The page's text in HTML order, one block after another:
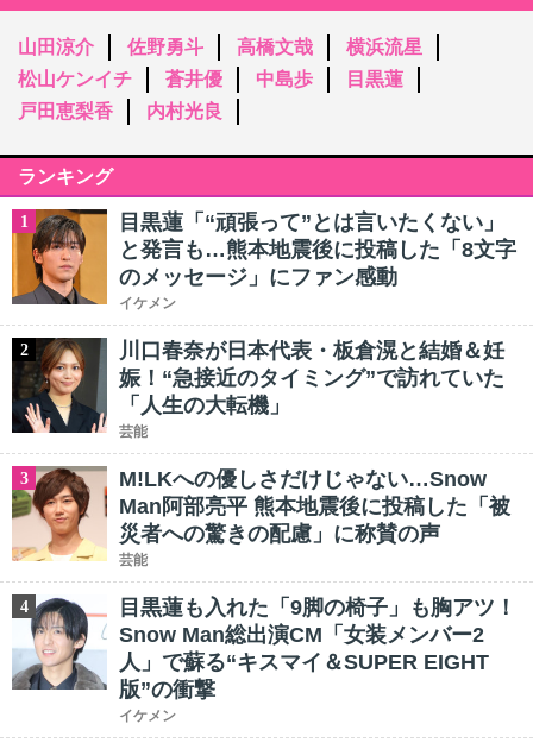
山田涼介 佐野勇斗 高橋文哉
横浜流星
松山ケンイチ
蒼井優 中島歩
目黒蓮
戸田恵梨香
内村光良
ランキング
1
目黒蓮「“頑張って”とは言いたくない」
と発言も…熊本地震後に投稿した「8文字
のメッセージ」にファン感動
イケメン
2
川口春奈が日本代表・板倉滉と結婚＆妊
娠！“急接近のタイミング”で訪れていた
「人生の大転機」
芸能
3
M!LKへの優しさだけじゃない…Snow
Man阿部亮平 熊本地震後に投稿した「被
災者への驚きの配慮」に称賛の声
芸能
4
目黒蓮も入れた「9脚の椅子」も胸アツ！
Snow Man総出演CM「女装メンバー2
人」で蘇る“キスマイ＆SUPER EIGHT
版”の衝撃
イケメン